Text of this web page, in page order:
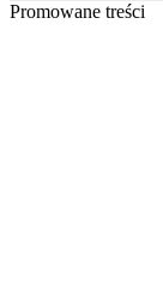
Promowane treści